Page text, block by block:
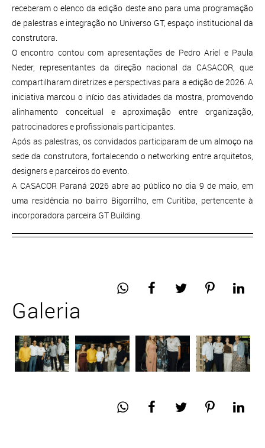
receberam o elenco da edição deste ano para uma programação
de palestras e integração no Universo GT, espaço institucional da
construtora.
O encontro contou com apresentações de Pedro Ariel e Paula
Neder, representantes da direção nacional da CASACOR, que
compartilharam diretrizes e perspectivas para a edição de 2026. A
iniciativa marcou o início das atividades da mostra, promovendo
alinhamento conceitual e aproximação entre organização,
patrocinadores e profissionais participantes.
Após as palestras, os convidados participaram de um almoço na
sede da construtora, fortalecendo o networking entre arquitetos,
designers e parceiros do evento.
A CASACOR Paraná 2026 abre ao público no dia 9 de maio, em
uma residência no bairro Bigorrilho, em Curitiba, pertencente à
incorporadora parceira GT Building.
Galeria